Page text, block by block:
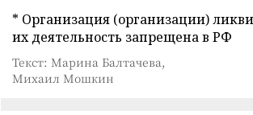
* Организация (организации)
их деятельность запрещена в РФ
Текст: Марина Балтачева,
Михаил Мошкин